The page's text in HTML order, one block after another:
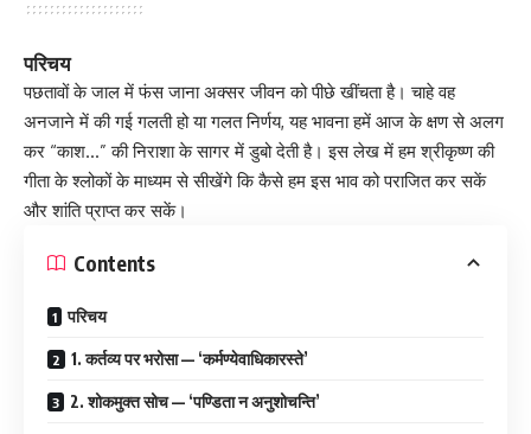
परिचय
पछतावों के जाल में फंस जाना अक्सर जीवन को पीछे खींचता है। चाहे वह
अनजाने में की गई गलती हो या गलत निर्णय, यह भावना हमें आज के क्षण से अलग
कर “काश…” की निराशा के सागर में डुबो देती है। इस लेख में हम श्रीकृष्ण की
गीता के श्लोकों के माध्यम से सीखेंगे कि कैसे हम इस भाव को पराजित कर सकें
और शांति प्राप्त कर सकें।
Contents
परिचय
1. कर्तव्य पर भरोसा — ‘कर्मण्येवाधिकारस्ते’
2. शोकमुक्त सोच — ‘पण्डिता न अनुशोचन्ति’